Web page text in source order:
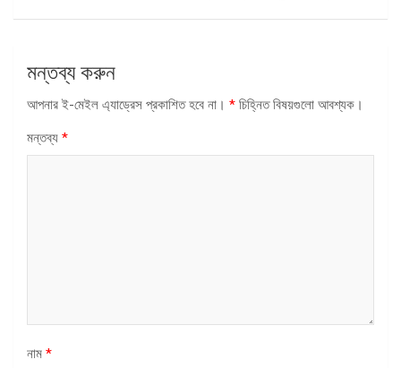
মন্তব্য করুন
আপনার ই-মেইল এ্যাড্রেস প্রকাশিত হবে না। * চিহ্নিত বিষয়গুলো আবশ্যক।
মন্তব্য *
নাম *